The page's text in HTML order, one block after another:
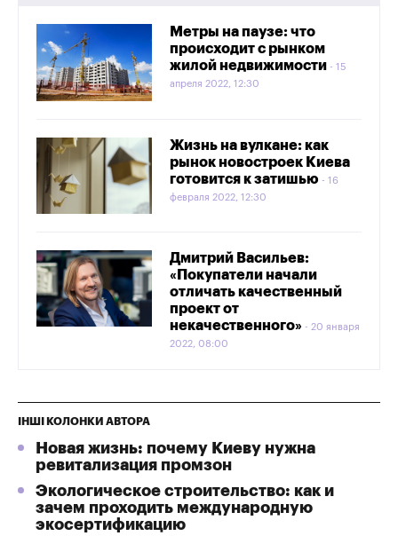
Метры на паузе: что
происходит с рынком
жилой недвижимости
15
апреля 2022, 12:30
Жизнь на вулкане: как
рынок новостроек Киева
готовится к затишью
16
февраля 2022, 12:30
Дмитрий Васильев:
«Покупатели начали
отличать качественный
проект от
некачественного»
20 января
2022, 08:00
ІНШІ КОЛОНКИ АВТОРА
Новая жизнь: почему Киеву нужна
ревитализация промзон
Экологическое строительство: как и
зачем проходить международную
экосертификацию